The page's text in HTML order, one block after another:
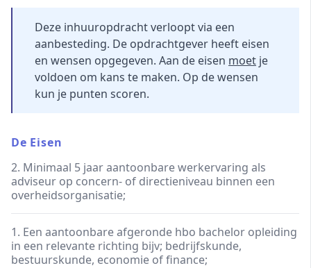
Deze inhuuropdracht verloopt via een
aanbesteding. De opdrachtgever heeft eisen
en wensen opgegeven. Aan de eisen moet je
voldoen om kans te maken. Op de wensen
kun je punten scoren.
De Eisen
2. Minimaal 5 jaar aantoonbare werkervaring als
adviseur op concern- of directieniveau binnen een
overheidsorganisatie;
1. Een aantoonbare afgeronde hbo bachelor opleiding
in een relevante richting bijv; bedrijfskunde,
bestuurskunde, economie of finance;